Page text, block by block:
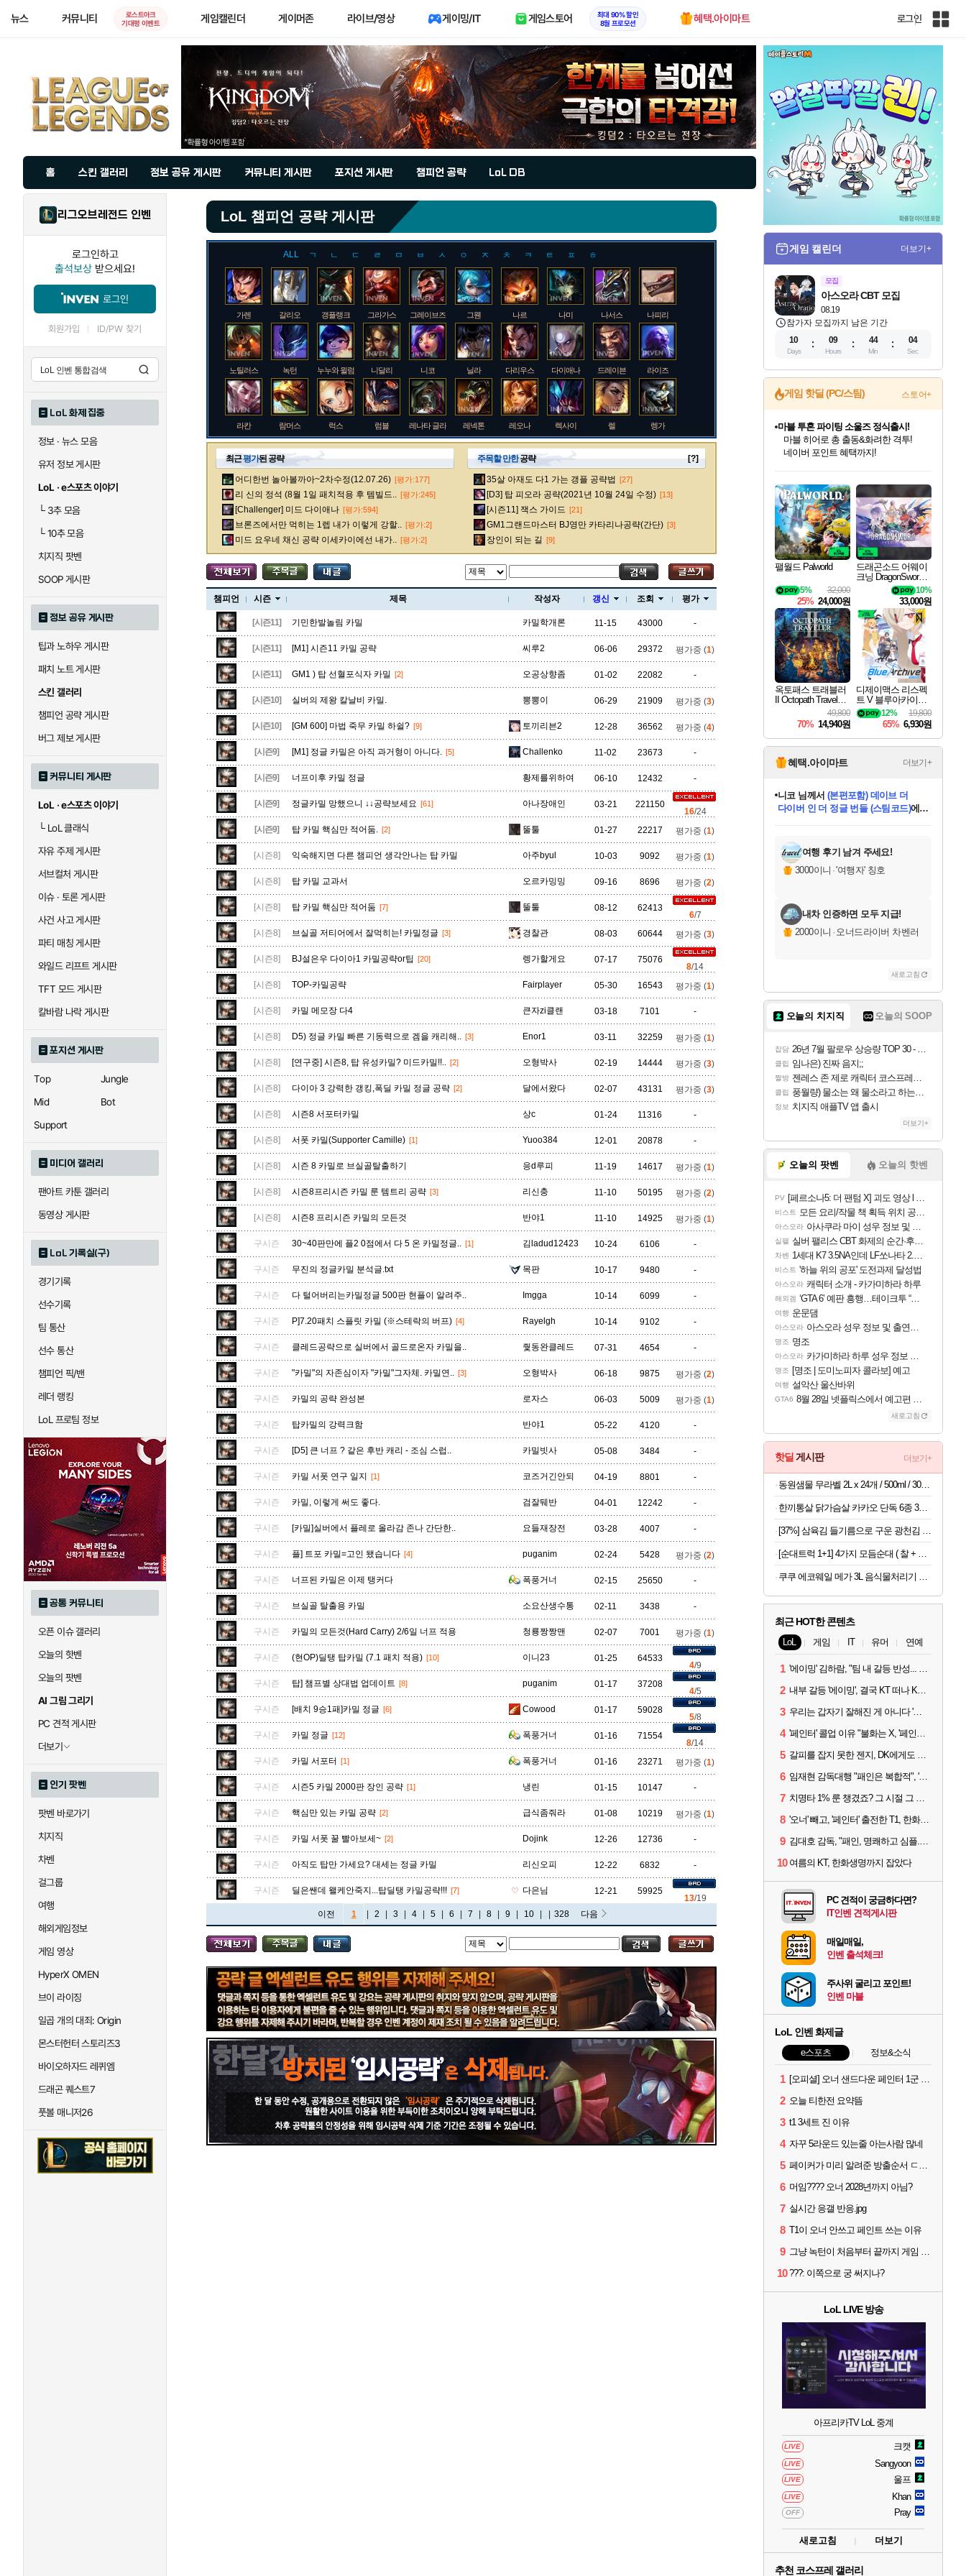
뉴스 커뮤니티
로스트아크
기대평 이벤트
게임캘린더 게이머존 라이브/영상 게이밍/IT 게임스토어
최대 90% 할인
8월 프로모션
혜택.아이마트 로그인
인
트
홈 스킨 갤러리 정보 공유 게시판 커뮤니티 게시판 포지션 게시판 챔피언 공략 LoL DB
리그오브레전드 인벤
로그인하고
출석보상 받으세요!
로그인
회원가입 ID/PW 찾기
LoL 화제 집중
정보 · 뉴스 모음
유저 정보 게시판
LoL · e스포츠 이야기
└3추 모음
└10추 모음
치지직 팟벤
SOOP 게시판
정보 공유 게시판
팁과 노하우 게시판
패치 노트 게시판
스킨 갤러리
챔피언 공략 게시판
버그 제보 게시판
커뮤니티 게시판
LoL · e스포츠 이야기
└LoL 클래식
자유 주제 게시판
서브컬처 게시판
이슈 · 토론 게시판
사건 사고 게시판
파티 매칭 게시판
와일드 리프트 게시판
TFT 모드 게시판
칼바람 나락 게시판
포지션 게시판
Top
Jungle
Mid
Bot
Support
미디어 갤러리
팬아트 카툰 갤러리
동영상 게시판
LoL 기록실(구)
경기기록
선수기록
팀 통산
선수 통산
챔피언 픽/밴
레더 랭킹
LoL 프로팀 정보
공통 커뮤니티
오픈 이슈 갤러리
오늘의 핫벤
오늘의 팟벤
AI 그림 그리기
PC 견적 게시판
더보기
인기 팟벤
팟벤 바로가기
치지직
차벤
걸그룹
여행
해외게임정보
게임 영상
HyperX OMEN
브이 라이징
일곱 개의 대죄: Origin
몬스터헌터 스토리즈3
바이오하자드 레퀴엠
드래곤 퀘스트7
풋볼 매니저26
LoL 챔피언 공략 게시판
ALL ㄱ ㄴ ㄷ ㄹ ㅁ ㅂ ㅅ ㅇ ㅈ ㅊ ㅋ ㅌ ㅍ ㅎ
가렌 갈리오 갱플랭크 그라가스 그레이브즈 그웬 나르 나미 나서스 나피리
노틸러스 녹턴 누누와 윌럼프 니달리 니코 닐라 다리우스 다이애나 드레이븐 라이즈
라칸 람머스 럭스 럼블 레나타 글라스크 레넥톤 레오나 렉사이 렐 렝가
로크 루시안 룰루 르블랑 리 신 리븐 리산드라 릴리아 마스터 이
말자하 말파이트 멜 모데카이저 모르가나 문도 박사 미스 포츈
바이 베이가 베인 벡스 벨베스 벨코즈 볼리베어 브라움 브라이어 브랜드
블라디미르 블리츠크랭크 비에고 빅토르 사이온 샤코 세나
세라핀 세주아니 세트 소나 쉬바나 스웨인 스카너
시비르 신 짜오 신드라 신지드 쓰레쉬 아무무 아우렐리온 솔 아이번 아지르
아칼리
에코 엘리스 오공 오로라 오른 오리아나 올라프 요네 요릭 우디르
우르곳 워윅 유나라 유미 이렐리아 이블린 이즈리얼 일라오이 자르반 4세 자야
자이라
진 질리언 징크스 초가스 카르마 카밀 카서스 카시오페아
카이사 카직스 카타리나 칼리스타 케넨 케이틀린 케인 케일 코그모 코르키
크산테 클레드 키아나 킨드레드 탈론 탈리야 탐 켄치 트런들
트리스타나
하이머딩거 헤카림 흐웨이
최근평가된 공략
어디한번 놀아볼까아~2차수정(12.07.26) [평가:177]
리 신의 정석 (8월 1일 패치적용 후 템빌드.. [평가:245]
[Challenger] 미드 다이애나 [평가:594]
브론즈에서만 먹히는 1렙 내가 이렇게 강할.. [평가:2]
미드 요우네 채신 공략 이세카이에선 내가.. [평가:2]
주목할 만한공략 [?]
35살 아재도 다1 가는 갱플 공략법 [27]
[D3] 탑 피오라 공략(2021년 10월 24일 수정) [13]
[시즌11] 잭스 가이드 [21]
GM1그랜드마스터 BJ영만 카타리나공략(간단) [3]
장인이 되는 길 [9]
챔피언 시즌 제목 작성자 갱신 조회 평가
[시즌11] 기민한발놀림 카밀 카밀학개론 11-15 43000 -
[시즌11] [M1] 시즌11 카밀 공략 씨루2 06-06 29372 평가중 (1)
[시즌11] GM1 ) 탑 선혈포식자 카밀 [2] 오공상향좀 01-02 22082 -
[시즌10] 실버의 제왕 칼날비 카밀. 뽕뽕이 06-29 21909 평가중 (3)
[시즌10] [GM 600] 마법 죽무 카밀 하쉴? [9] 토끼리븐2 12-28 36562 평가중 (4)
[시즌9] [M1] 정글 카밀은 아직 과거형이 아니다. [5] Challenko 11-02 23673 -
[시즌9] 너프이후 카밀 정글 황제를위하여 06-10 12432 -
[시즌9] 정글카밀 망했으니 ↓↓공략보세요 [61] 아나장애인 03-21 221150
16/24
[시즌9]
탑 카밀 핵심만 적어둠. [2] 뚤툴 01-27 22217 평가중 (1)
[시즌8] 익숙해지면 다른 챔피언 생각안나는 탑 카밀 아주byul 10-03 9092 평가중 (1)
[시즌8] 탑 카밀 교과서 오르카밍밍 09-16 8696 평가중 (2)
[시즌8] 탑 카밀 핵심만 적어둠 [7] 뚤툴 08-12 62413
6/7
[시즌8]
브실골 저티어에서 잘먹히는! 카밀정글 [3] 경찰관 08-03 60644 평가중 (3)
[시즌8] BJ설은우 다이아1 카밀공략or팁 [20] 렝가할게요 07-17 75076
8/14
[시즌8]
TOP-카밀공략 Fairplayer 05-30 16543 평가중 (1)
[시즌8] 카밀 메모장 다4 큰자zi클랜 03-18 7101 -
[시즌8] D5) 정글 카밀 빠른 기동력으로 겜을 캐리해.. [3] Enor1 03-11 32259 평가중 (1)
[시즌8] [연구중] 시즌8, 탑 유성카밀? 미드카밀!!.. [2] 오형박사 02-19 14444 평가중 (3)
[시즌8] 다이아 3 강력한 갱킹,폭딜 카밀 정글 공략 [2] 달에서왔다 02-07 43131 평가중 (3)
[시즌8] 시즌8 서포터카밀 상c 01-24 11316 -
[시즌8] 서폿 카밀(Supporter Camille) [1] Yuoo384 12-01 20878 -
[시즌8] 시즌 8 카밀로 브실골탈출하기 응d루피 11-19 14617 평가중 (1)
[시즌8] 시즌8프리시즌 카밀 룬 템트리 공략 [3] 리신충 11-10 50195 평가중 (2)
[시즌8] 시즌8 프리시즌 카밀의 모든것 반야1 11-10 14925 평가중 (1)
구시즌 30~40판만에 플2 0점에서 다 5 온 카밀정글.. [1] 김ladud12423 10-24 6106 -
구시즌 무진의 정글카밀 분석글.txt 목판 10-17 9480 -
구시즌 다 털어버리는카밀정글 500판 현플이 알려주.. Imgga 10-14 6099 -
구시즌 P]7.20패치 스플릿 카밀 (※스테락의 버프) [4] Rayelgh 10-14 9102 -
구시즌 클레드공략으로 실버에서 골드로온자 카밀을.. 줯동완클레드 07-31 4654 -
구시즌 "카밀"의 자존심이자 "카밀"그자체. 카밀연.. [3] 오형박사 06-18 9875 평가중 (2)
구시즌 카밀의 공략 완성본 로자스 06-03 5009 평가중 (1)
구시즌 탑카밀의 강력크함 반야1 05-22 4120 -
구시즌 [D5] 큰 너프 ? 같은 후반 캐리 - 조심 스럽.. 카밀빗사 05-08 3484 -
구시즌 카밀 서폿 연구 일지 [1] 코즈거긴안되 04-19 8801 -
구시즌 카밀, 이렇게 써도 좋다. 검잘뒈반 04-01 12242 -
구시즌 [카밀]실버에서 플레로 올라감 존나 간단한.. 요들재장전 03-28 4007 -
구시즌 플] 트포 카밀=고인 됐습니다 [4] puganim 02-24 5428 평가중 (2)
구시즌 너프된 카밀은 이제 탱커다 폭풍거너 02-15 25650 -
구시즌 브실골 탈출용 카밀 소요산생수통 02-11 3438 -
구시즌 카밀의 모든것(Hard Carry) 2/6일 너프 적용 청룡짱짱맨 02-07 7001 평가중 (1)
구시즌 (현OP)딜탱 탑카밀 (7.1 패치 적용) [10] 이니23 01-25 64533
4/9
구시즌
탑] 챔프별 상대법 업데이트 [8] puganim 01-17 37208
4/5
구시즌
[배치 9승1패]카밀 정글 [6] Cowood 01-17 59028
5/8
구시즌
카밀 정글 [12] 폭풍거너 01-16 71554
8/14
구시즌
카밀 서포터 [1] 폭풍거너 01-16 23271 평가중 (1)
구시즌 시즌5 카밀 2000판 장인 공략 [1] 냉린 01-15 10147 -
구시즌 핵심만 있는 카밀 공략 [2] 급식좀줘라 01-08 10219 평가중 (1)
구시즌 카밀 서폿 꿀 빨아보세~ [2] Dojink 12-26 12736 -
구시즌 아직도 탑만 가세요? 대세는 정글 카밀 리신오피 12-22 6832 -
구시즌 딜은쌘데 왤케안죽지...탑딜탱 카밀공략!!! [7] 다은님 12-21 59925
13/19
이전
1 2 3 4 5 6 7 8 9 10 ... 328 다음
게임 캘린더 더보기+
모집
08.19
아스오라 CBT 모집
참가자 모집까지 남은 기간
10
Days
09
Hours
44
Min
03
Sec
게임 핫딜 (PC/스팀) 스토어+
최대 90% 할인가를 만나보세요!
네이버혜택과 함께 만나보세요!
50%할인&추가 적립까지!
마블 투혼 파이팅 소울즈 정식출시!
마블 히어로 총 출동&화려한 격투!
네이버 포인트 혜택까지!
이니&베니 혜택까지!
네이버 혜택가와 함께 예약하세요!
할인&네이버혜택으로 만나보세요!
네이버페이 혜택과 만나보세요!
40주년 프로모션으로 만나보세요!
할인가에 만나보세요!
일부 에디션 상시 할인!
혜택으로 예약 판매 중
편안하게 충전하세요
팰월드 Palworld
32,000
5%
25% 24,000원
드래곤소드 어웨이
크닝 DragonSword A
10%
33,000원
옥토패스 트래블러
II Octopath Traveler I
49,800
70% 14,940원
디제이맥스 리스펙
트 V 블루아카이브
팩 DJMAX RESPE
CT V Blue Archive P
ack DLC
19,800
12%
65% 6,930원
혜택.아이마트 더보기+
교환.
당첨되셨습니다.
니코님께서 (본편포함) 데이브 더
다이버 인 더 정글 번들 (스팀코드)에
당첨되셨습니다.
당첨되셨습니다.
당첨되셨습니다.
당첨되셨습니다.
당첨되셨습니다.
에디션 (스팀코드) 를 교환.
당첨되셨습니다.
여행 후기 남겨 주세요!
3000이니 ·'여행자' 칭호
내차 인증하면 모두 지급!
2000이니 · 오너드라이버 차벤러
새로고침
오늘의 치지직 오늘의 SOOP
잡담 26년 7월 팔로우 상승량 TOP 30 - 월간 치지직
클립 임나은) 진짜 음지;;
짤방 젠레스 존 제로 캐릭터 코스프레한 꽁주
클립 풍월량) 물소는 왜 물소라고 하는거야? 아! 그만 ㅋㅋ 알았어 ㅋㅋ
정보 치지직 애플TV 앱 출시
더보기+
오늘의 팟벤 오늘의 핫벤
PV [페르소나5: 더 팬텀 X] 괴도 영상 l 타카마키 안·댄싱 스타
비스트 모든 요리/작물 책 획득 위치 공략 (36개) - 미식가 도전과제
아스오라 아사쿠라 마이 성우 정보 및 주요 필모
실팰 실버 팰리스 CBT 화제의 순간·후기 모음
차벤 1세대 K7 3.5NA인데 LF쏘나타 2.0NA 기변하면 유류비 절약이 얼마나 될까요..?
비스트 '하늘 위의 공포' 도전과제 달성법
아스오라 캐릭터 소개 - 카가미하라 하루
해외겜 ‘GTA 6’ 예판 흥행…테이크투 “내부 예상 크게 넘어”
여행 운문댐
아스오라 아스오라 성우 정보 및 출연작 모음
명조 명조
아스오라 카가미하라 하루 성우 정보 및 주요 필모
명조 [명조 | 도미노피자 콜라보] 예고
여행 설악산 울산바위
GTA6 8월 28일 넷플릭스에서 예고편 공개 예정
새로고침
핫딜 게시판 더보기+
동원샘물 무라벨 2L x 24개 / 500ml / 300ml / 1.1L 생수,음료 모음
한끼통살 닭가슴살 카카오 단독 6종 30팩 (소스/그릴드/소시지/스테이크/저염/마녀스프/닭가슴살)
쿠쿠 에코웨일 메가 3L 음식물처리기 눌음방지 건조분쇄형 쿠쿠 직접생산
최근 HOT한 콘텐츠
LoL 게임 IT 유머 연예
1 '에이밍' 김하람, "팀 내 갈등 반성... 끝까지 뛰고 싶었다"
2 내부 갈등 '에이밍', 결국 KT 떠나 KRX로...'지우'와 트레이드
3 우리는 갑자기 잘해진 게 아니다 '씨맥' 김대호 감독의 자신감
4 '페인터' 콜업 이유 "불화는 X, '페인터'는 부족한 콜을 채워줄 선수"
5 갈피를 잡지 못한 젠지, DK에게도 0:2 패배
6 임재현 감독대행 "패인은 복합적", '도란' "팀에 과부하 왔다"
7 치명타 1% 룬 챙겼죠? 그 시절 그 감성 '롤 클래식' 30일 출시
8 '오너' 빼고, '페인터' 출전한 T1, 한화생명에 패배
9 김대호 감독, "패인, 명쾌하고 심플...다시 힘낼 수 있어"
10 여름의 KT, 한화생명까지 잡았다
PC 견적이 궁금하다면?
IT인벤 견적게시판
매일매일,
인벤 출석체크!
주사위 굴리고 포인트!
인벤 마블
LoL 인벤 화제글
e스포츠 정보&소식
1 [오피셜] 오너 샌드다운 페인터 1군 콜업 출전
2 오늘 티한전 요약뜸
3 t1 3세트 진 이유
4 자꾸 5라운드 있는줄 아는사람 많네
5 페이커가 미리 알려준 방출순서 ㄷㄷㄷㄷ
6 머임???? 오너 2028년까지 아님?
7 실시간 응갤 반응.jpg
8 T1이 오너 안쓰고 페인트 쓰는 이유
9 그냥 녹턴이 처음부터 끝까지 게임 지게 굴려줬는데
10 ???: 이쪽으로 궁 써지나?
LoL LIVE 방송
아프리카TV LoL 중계
LIVE 크캣
LIVE Sangyoon
LIVE 울프
LIVE Khan
OFF Pray
새로고침 더보기
추천 코스프레 갤러리